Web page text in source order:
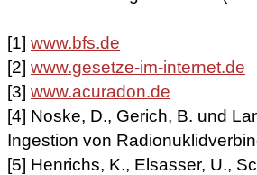
[1] www.bfs.de
[2] www.gesetze-im-internet.de
[3] www.acuradon.de
[4] Noske, D., Gerich, B. und
Ingestion von
[5] Henrichs, K., Elsasser, U.,